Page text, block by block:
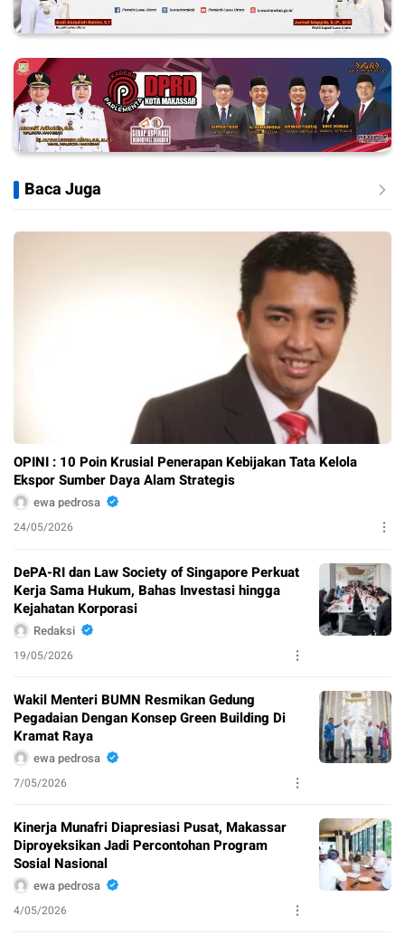
Baca Juga
OPINI : 10 Poin Krusial Penerapan Kebijakan Tata Kelola
Ekspor Sumber Daya Alam Strategis
ewa pedrosa
24/05/2026
DePA-RI dan Law Society of Singapore Perkuat
Kerja Sama Hukum, Bahas Investasi hingga
Kejahatan Korporasi
Redaksi
19/05/2026
Wakil Menteri BUMN Resmikan Gedung
Pegadaian Dengan Konsep Green Building Di
Kramat Raya
ewa pedrosa
7/05/2026
Kinerja Munafri Diapresiasi Pusat, Makassar
Diproyeksikan Jadi Percontohan Program
Sosial Nasional
ewa pedrosa
4/05/2026